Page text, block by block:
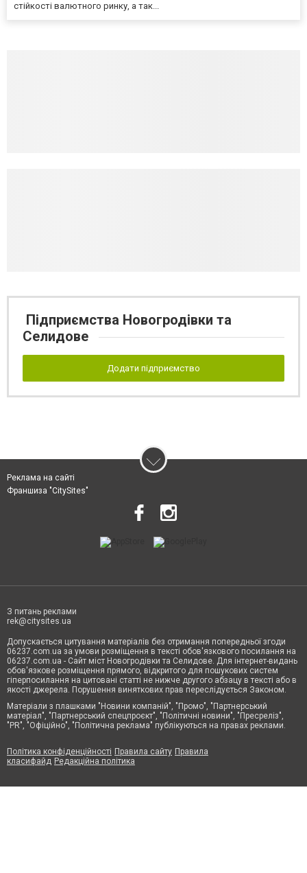
стійкості валютного ринку, а так...
Підприємства Новогродівки та
Селидове
Додати підприємство
Реклама на сайті
Франшиза "CitySites"
З питань реклами
rek@citysites.ua
Допускається цитування матеріалів без отримання попередньої згоди
06237.com.ua за умови розміщення в тексті обов'язкового посилання на
06237.com.ua - Сайт міст Новогродівки та Селидове. Для інтернет-видань
обов'язкове розміщення прямого, відкритого для пошукових систем
гіперпосилання на цитовані статті не нижче другого абзацу в тексті або в
якості джерела. Порушення виняткових прав переслідується Законом.
Матеріали з плашками "Новини компаній", "Промо", "Партнерський
матеріал", "Партнерський спецпроєкт", "Політичні новини", "Пресреліз",
"PR", "Офіційно", "Політична реклама" публікуються на правах реклами.
Політика конфіденційності Правила сайту Правила
класифайд Редакційна політика